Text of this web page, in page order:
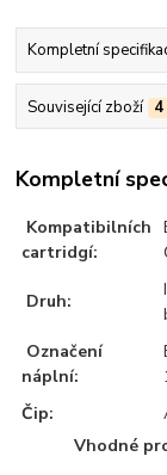
Kompletní
Související zboží 4
Kompletní
Kompatibilních
cartridgí:
Druh:
Označení
náplní:
Čip:
Vhodné